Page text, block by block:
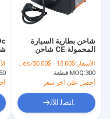
50
شاحن بطارية السيارة
المحمولة CE شاحن
الصغيرة
الأسعار:$15.00 - $50.00/Pieces
MOQ:300 قطعة
أحصل على آخر سعر
ﺎﺘﺼﻟ ﺍﻶﻧ